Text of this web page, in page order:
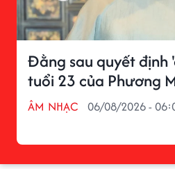
Đằng sau quyết định
tuổi 23 của Phương
ÂM NHẠC 06/08/2026 -